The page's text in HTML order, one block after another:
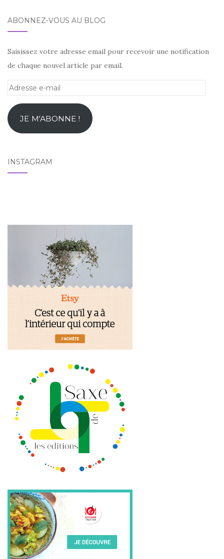
ABONNEZ-VOUS AU BLOG
Saisissez votre adresse email pour recevoir une notification
de chaque nouvel article par email.
Adresse
mailJE M'ABONNE !
INSTAGRAM